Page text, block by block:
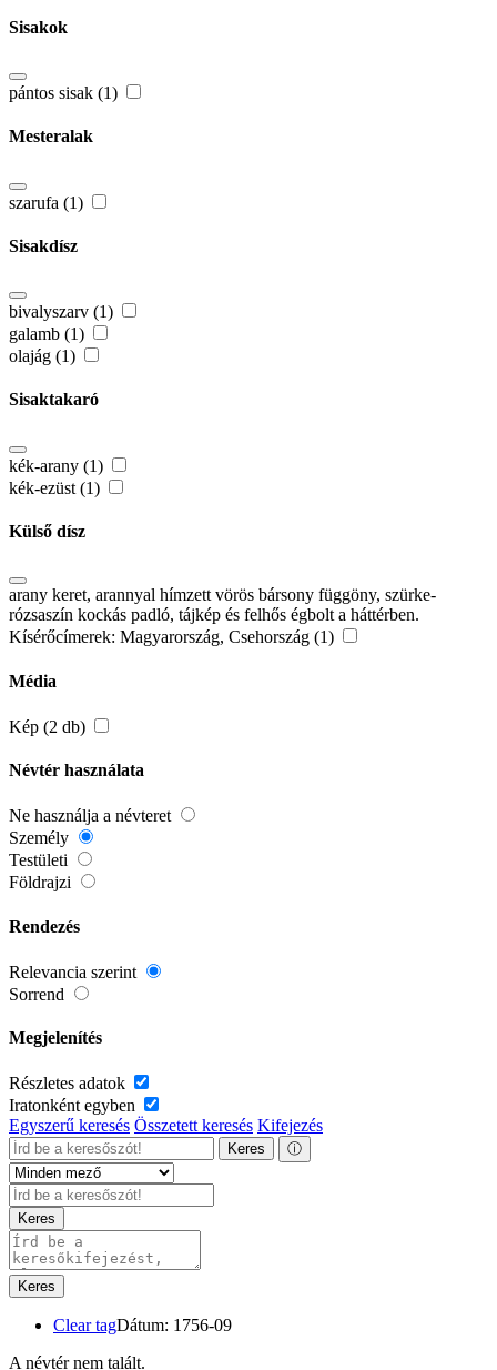
Sisakok
pántos sisak (1)
Mesteralak
szarufa (1)
Sisakdísz
bivalyszarv (1)
galamb (1)
olajág (1)
Sisaktakaró
kék-arany (1)
kék-ezüst (1)
Külső dísz
arany keret, arannyal hímzett vörös bársony függöny, szürke-
rózsaszín kockás padló, tájkép és felhős égbolt a háttérben.
Kísérőcímerek: Magyarország, Csehország (1)
Média
Kép (2 db)
Névtér használata
Ne használja a névteret
Személy
Testületi
Földrajzi
Rendezés
Relevancia szerint
Sorrend
Megjelenítés
Részletes adatok
Iratonként egyben
Egyszerű keresés Összetett keresés Kifejezés
Keres ⓘ
Keres
Keres
Clear tagDátum: 1756-09
A névtér nem talált.